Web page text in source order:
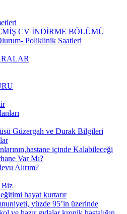
CV İNDİRME BÖLÜMÜ
Poliklinik Saatleri
Güzergah ve Durak Bilgileri
içinde Kalabileceği
Var Mı?
Alırım?
Biz
hayat kurtarır
yüzde 95’in üzerinde